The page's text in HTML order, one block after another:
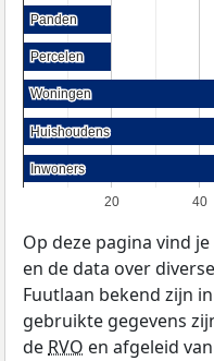
20 40
Panden
Panden
Percelen
Percelen
Woningen
Woningen
Huishoudens
Huishoudens
Inwoners
Inwoners
Op deze pagina vind je
en de data over
Fuutlaan bekend zijn
gebruikte gegevens
deRVO en afgeleid